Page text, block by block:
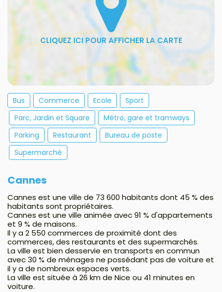
Bus Commerce Ecole
Sport
Parc, Jardin et Square
Métro, gare et tramways
Parking
Restaurant
Bureau de poste
Supermarché
Cannes
Cannes est une ville de 73 600 habitants dont 45 % des
habitants sont propriétaires.
Cannes est une ville animée avec 91 % d'appartements
et 9 % de maisons.
Il y a 2 550 commerces de proximité dont des
commerces, des restaurants et des supermarchés.
La ville est bien desservie en transports en commun
avec 30 % de ménages ne possédant pas de voiture et
il y a de nombreux espaces verts.
La ville est située à 26 km de Nice ou 41 minutes en
voiture.